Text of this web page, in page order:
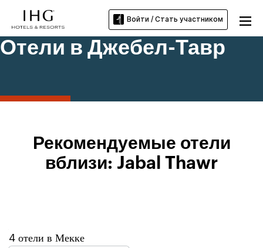
Войти / Стать участником
Отели в Джебел-Тавр
Рекомендуемые отели
вблизи: Jabal Thawr
4 отели в Мекке